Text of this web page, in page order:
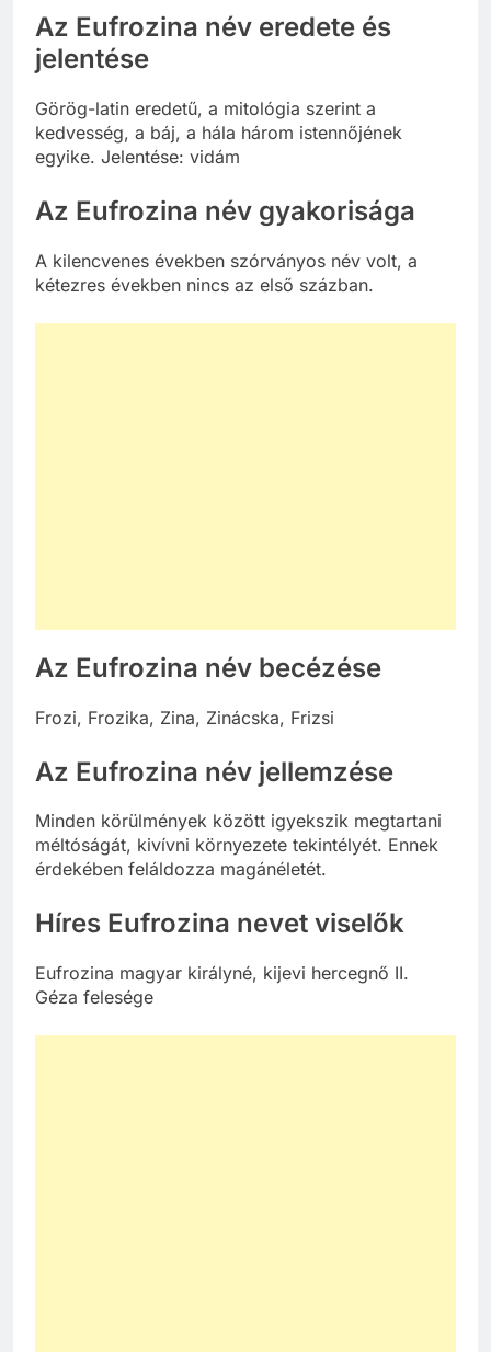
Az Eufrozina név eredete és
jelentése
Görög-latin eredetű, a mitológia szerint a
kedvesség, a báj, a hála három istennőjének
egyike. Jelentése: vidám
Az Eufrozina név gyakorisága
A kilencvenes években szórványos név volt, a
kétezres években nincs az első százban.
Az Eufrozina név becézése
Frozi, Frozika, Zina, Zinácska, Frizsi
Az Eufrozina név jellemzése
Minden körülmények között igyekszik megtartani
méltóságát, kivívni környezete tekintélyét. Ennek
érdekében feláldozza magánéletét.
Híres Eufrozina nevet viselők
Eufrozina magyar királyné, kijevi hercegnő II.
Géza felesége